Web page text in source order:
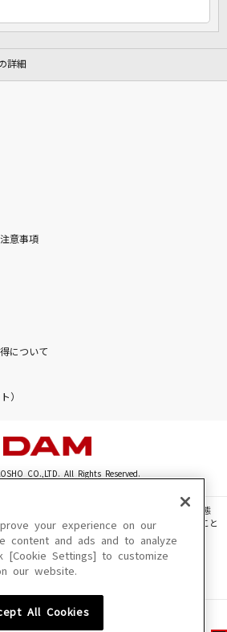
詳細
意事項
について
）
CO.,LTD. All Rights Reserved.
の文章・画像・写真・動画・音声等を、手段や形態
を超えて無断で複製、転載、ファイル化などすること
りご利用いただけない場合があります。
信内容が変更になる場合があります。
your experience on our
content and ads and to analyze
[Cookie Settings] to customize
our website.
All Cookies